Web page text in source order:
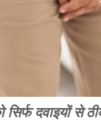
सिर्फ दवाइयों से